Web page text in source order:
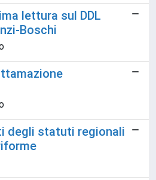
lettura sul DDL
Boschi
degli statuti regionali